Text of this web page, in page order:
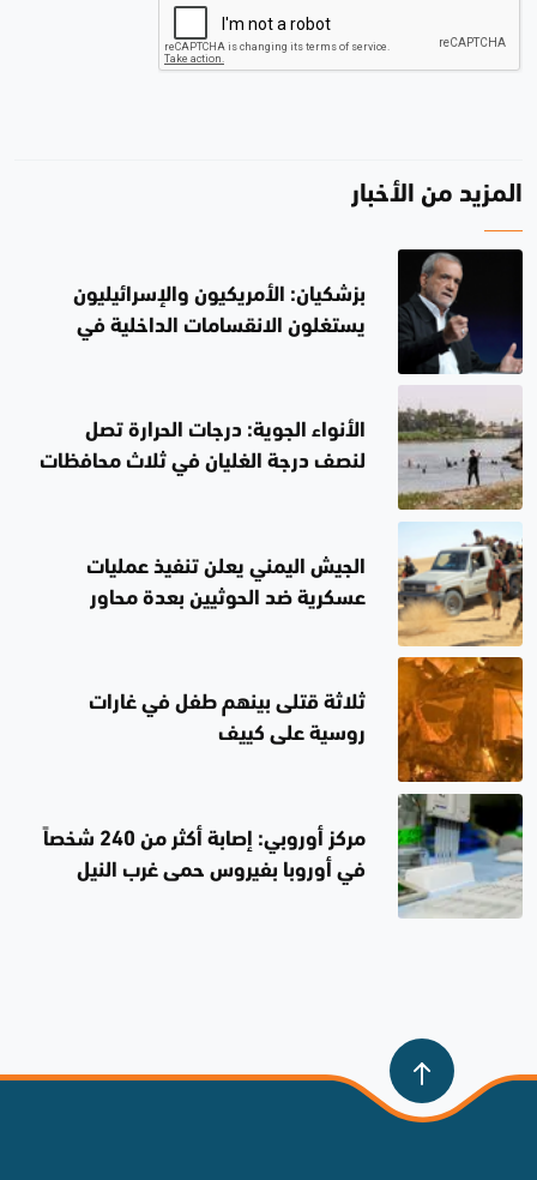
المزيد من الأخبار
بزشكيان: الأمريكيون والإسرائيليون
يستغلون الانقسامات الداخلية في
الأنواء الجوية: درجات الحرارة تصل
لنصف درجة الغليان في ثلاث محافظات
الجيش اليمني يعلن تنفيذ عمليات
عسكرية ضد الحوثيين بعدة محاور
ثلاثة قتلى بينهم طفل في غارات
روسية على كييف
مركز أوروبي: إصابة أكثر من 240 شخصاً
في أوروبا بفيروس حمى غرب النيل